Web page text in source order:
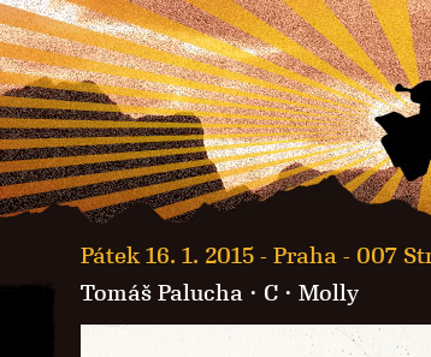
Pátek 16. 1. 2015 - Praha - 007
Tomáš Palucha · C · Molly